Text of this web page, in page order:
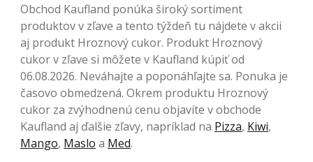
Obchod Kaufland ponúka široký sortiment
produktov v zľave a tento týždeň tu nájdete v akcii
aj produkt Hroznový cukor. Produkt Hroznový
cukor v zľave si môžete v Kaufland kúpiť od
06.08.2026. Neváhajte a poponáhľajte sa. Ponuka je
časovo obmedzená. Okrem produktu Hroznový
cukor za zvýhodnenú cenu objavíte v obchode
Kaufland aj ďalšie zľavy, napríklad na Pizza, Kiwi,
Mango, Maslo a Med.